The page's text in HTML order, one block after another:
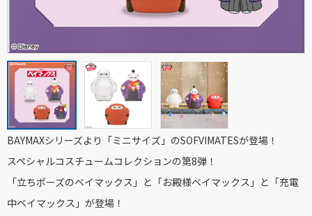
BAYMAXシリーズより「ミニサイズ」のSOFVIMATESが登場！
スペシャルコスチュームコレクションの第8弾！
「立ちポーズのベイマックス」と「お殿様ベイマックス」と「充電
中ベイマックス」が登場！